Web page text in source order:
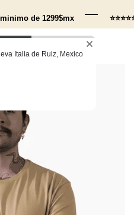
de 1299$mx
Italia de Ruiz, Mexico